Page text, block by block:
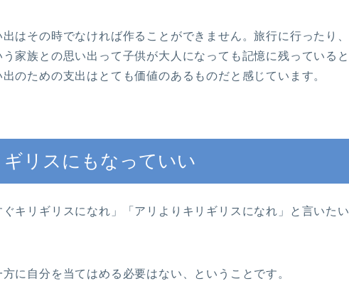
はその時でなければ作ることができません。旅行に行ったり、
家族との思い出って子供が大人になっても記憶に残っていると
のための支出はとても価値のあるものだと感じています。
リスにもなっていい
キリギリスになれ」「アリよりキリギリスになれ」と言いたい
に自分を当てはめる必要はない、ということです。